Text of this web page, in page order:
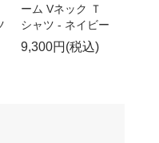
ーム Vネック Ｔ
シャツ - ネイビー
9,300円(税込)